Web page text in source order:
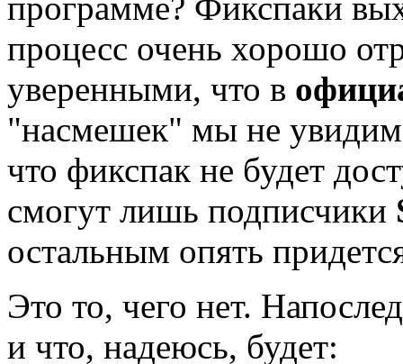
процесс очень хорошо
уверенными, что в
"насмешек" мы не
что фикспак не будет
смогут лишь подписчики
остальным опять
Это то, чего нет.
и что, надеюсь, будет: